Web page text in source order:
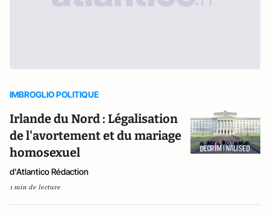
IMBROGLIO POLITIQUE
Irlande du Nord : Légalisation
de l'avortement et du mariage
homosexuel
d'Atlantico Rédaction
1 min de lecture